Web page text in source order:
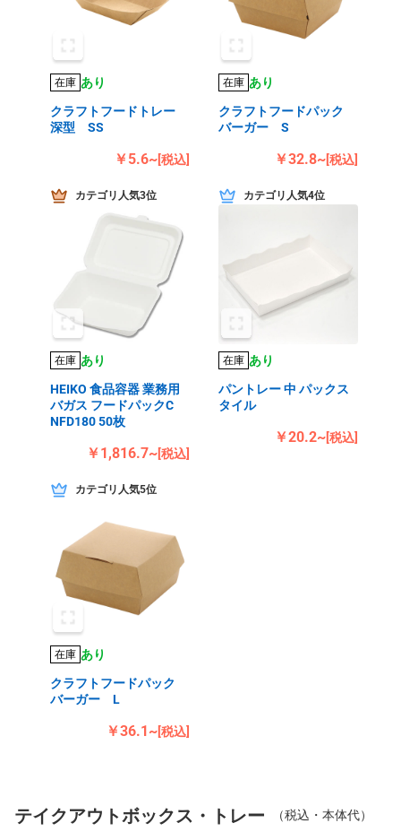
在庫 あり
クラフトフードトレー
深型 SS
￥5.6~[税込]
在庫 あり
クラフトフードパック
バーガー S
￥32.8~[税込]
カテゴリ人気3位
在庫 あり
HEIKO 食品容器 業務用
バガス フードパックC
NFD180 50枚
￥1,816.7~[税込]
カテゴリ人気4位
在庫 あり
パントレー 中 パックス
タイル
￥20.2~[税込]
カテゴリ人気5位
在庫 あり
クラフトフードパック
バーガー L
￥36.1~[税込]
テイクアウトボックス・トレー （税込・本体代）